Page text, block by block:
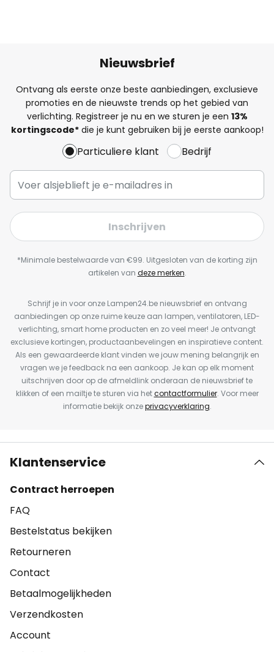
Nieuwsbrief
Ontvang als eerste onze beste aanbiedingen, exclusieve
promoties en de nieuwste trends op het gebied van
verlichting. Registreer je nu en we sturen je een 13%
kortingscode*die je kunt gebruiken bij je eerste aankoop!
Particuliere klant Bedrijf
Inschrijven
*Minimale bestelwaarde van €99. Uitgesloten van de korting zijn
artikelen van deze merken.
Schrijf je in voor onze Lampen24.be nieuwsbrief en ontvang
aanbiedingen op onze ruime keuze aan lampen, ventilatoren, LED-
verlichting, smart home producten en zo veel meer! Je ontvangt
exclusieve kortingen, productaanbevelingen en inspiratieve content.
Als een gewaardeerde klant vinden we jouw mening belangrijk en
vragen we je feedback na een aankoop. Je kan op elk moment
uitschrijven door op de afmeldlink onderaan de nieuwsbrief te
klikken of een mailtje te sturen via hetcontactformulier. Voor meer
informatie bekijk onzeprivacyverklaring.
Klantenservice
Contract herroepen
FAQ
Bestelstatus bekijken
Retourneren
Contact
Betaalmogelijkheden
Verzendkosten
Account